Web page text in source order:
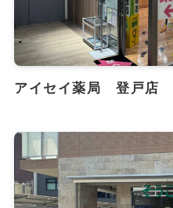
アイセイ薬局 登戸店